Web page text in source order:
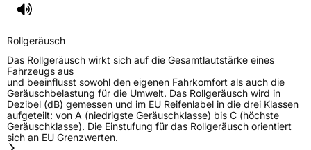
3PMSF / Schneeflockensymbol / Alpine-Symbol Ja
EPREL ID444114
Allgemeine Produktsicherheit (GPSR)
HerstellerkontaktSailun Europe GmbH, Grosser Hasenpfad 30
Rollgeräusch
Das Rollgeräusch wirkt sich auf die Gesamtlautstärke eines
Fahrzeugs aus
und beeinflusst sowohl den eigenen Fahrkomfort als auch die
Geräuschbelastung für die Umwelt. Das Rollgeräusch wird in
Dezibel (dB) gemessen und im EU Reifenlabel in die drei Klassen
aufgeteilt: von A (niedrigste Geräuschklasse) bis C (höchste
Geräuschklasse). Die Einstufung für das Rollgeräusch orientiert
sich an EU Grenzwerten.